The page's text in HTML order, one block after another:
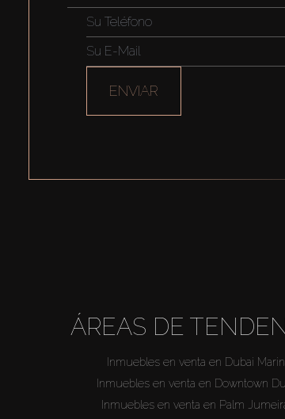
ENVIAR
ÁREAS DE
Inmuebles en venta en Dubai
Inmuebles en venta en Downtown
Inmuebles en venta en Palm